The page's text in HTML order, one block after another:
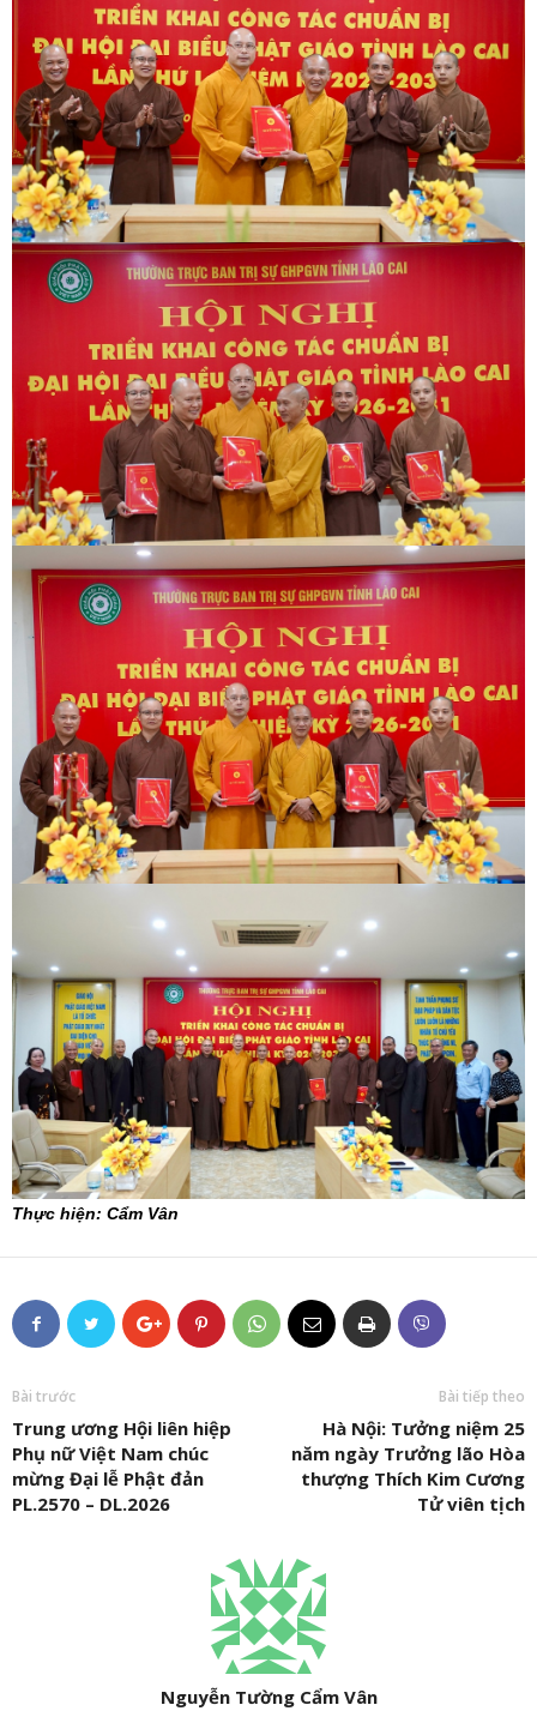
Thực hiện: Cẩm Vân
Bài trước
Trung ương Hội liên hiệp
Phụ nữ Việt Nam chúc
mừng Đại lễ Phật đản
PL.2570 – DL.2026
Bài tiếp theo
Hà Nội: Tưởng niệm 25
năm ngày Trưởng lão Hòa
thượng Thích Kim Cương
Tử viên tịch
Nguyễn Tường Cẩm Vân